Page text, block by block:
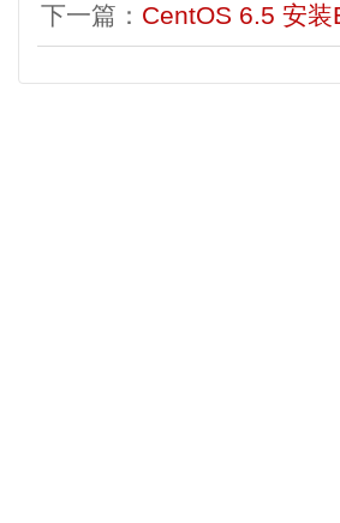
下一篇： CentOS 6.5 安